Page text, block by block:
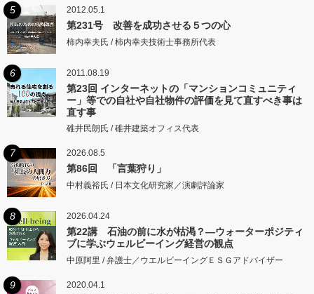
5 2012.05.1
第231号 改善を成功させる５つの心
柿内幸夫氏 / 柿内幸夫技術士事務所代表
6 2011.08.19
第23回 インターネットの「マンションコミュニティ
ー」等での自社や自社物件の評価を見て直すべき事は
直す事
碓井民朗氏 / 碓井建築オフィス代表
7 2026.08.5
第86回 「言葉狩り」
中村義裕氏 / 日本文化研究家／演劇評論家
8 2026.04.24
第22講 石油の前に水が枯渇？―ウォーターポジティ
ブに学ぶウェルビーイング経営の観点
中原阿里 / 弁護士／ウエルビーイングＥＳＧアドバイザー
9 2020.04.1